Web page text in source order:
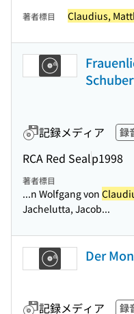
著者標目 Claudius,
記録メディア 録
RCA Red Sealp1998
著者標目
...n Wolfgang von
Jachelutta, Jacob...
Der
記録メディア 録